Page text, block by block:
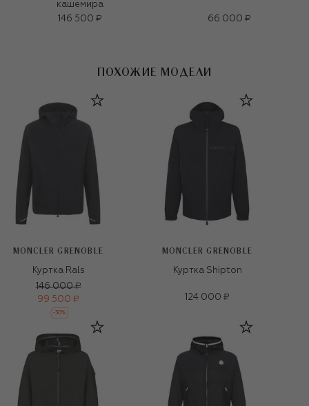
кашемира
146 500 ₽
66 000 ₽
ПОХОЖИЕ МОДЕЛИ
MONCLER GRENOBLE
Куртка Rals
146 000 ₽
99 500 ₽
-30%
MONCLER GRENOBLE
Куртка Shipton
124 000 ₽